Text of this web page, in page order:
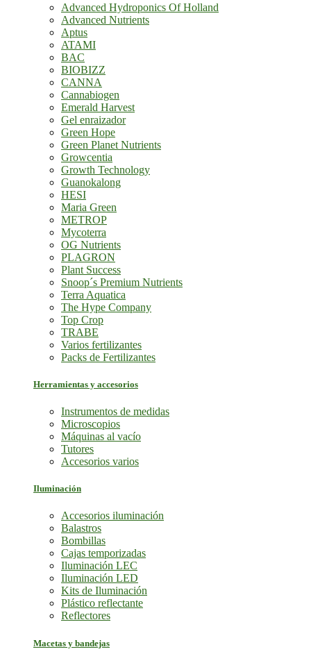
Advanced Hydroponics Of Holland
Advanced Nutrients
Aptus
ATAMI
BAC
BIOBIZZ
CANNA
Cannabiogen
Emerald Harvest
Gel enraizador
Green Hope
Green Planet Nutrients
Growcentia
Growth Technology
Guanokalong
HESI
Maria Green
METROP
Mycoterra
OG Nutrients
PLAGRON
Plant Success
Snoop´s Premium Nutrients
Terra Aquatica
The Hype Company
Top Crop
TRABE
Varios fertilizantes
Packs de Fertilizantes
Herramientas y accesorios
Instrumentos de medidas
Microscopios
Máquinas al vacío
Tutores
Accesorios varios
Iluminación
Accesorios iluminación
Balastros
Bombillas
Cajas temporizadas
Iluminación LEC
Iluminación LED
Kits de Iluminación
Plástico reflectante
Reflectores
Macetas y bandejas